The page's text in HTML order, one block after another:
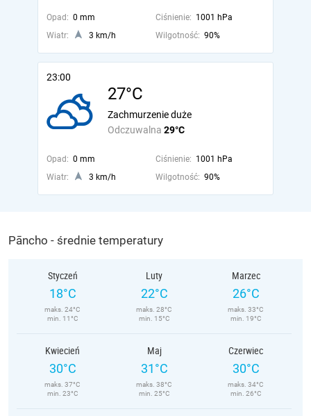
Opad: 0 mm Ciśnienie: 1001 hPa
Wiatr:
3 km/h Wilgotność: 90%
23:00
27°C
Odczuwalna 29°C
Zachmurzenie duże
Opad: 0 mm Ciśnienie: 1001 hPa
Wiatr:
3 km/h Wilgotność: 90%
Pāncho - średnie temperatury
Styczeń
18°C
maks. 24°C
min. 11°C
Luty
22°C
maks. 28°C
min. 15°C
Marzec
26°C
maks. 33°C
min. 19°C
Kwiecień
30°C
maks. 37°C
min. 23°C
Maj
31°C
maks. 38°C
min. 25°C
Czerwiec
30°C
maks. 34°C
min. 26°C